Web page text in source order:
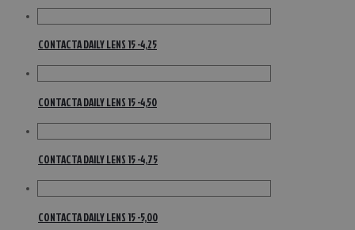
CONTACTA DAILY LENS 15 -4,25
CONTACTA DAILY LENS 15 -4,50
CONTACTA DAILY LENS 15 -4,75
CONTACTA DAILY LENS 15 -5,00